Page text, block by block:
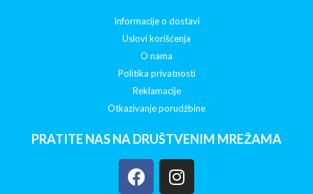
Informacije o dostavi
Uslovi korišćenja
O nama
Politika privatnosti
Reklamacije
Otkazivanje porudžbine
PRATITE NAS NA DRUŠTVENIM MREŽAMA